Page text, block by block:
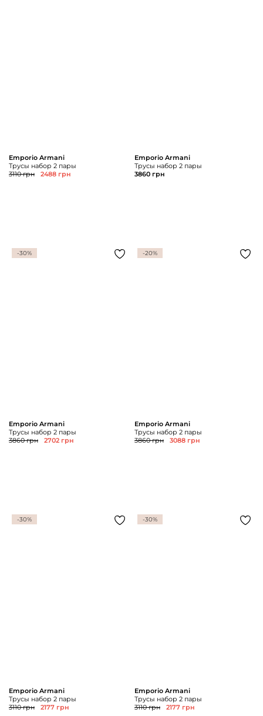
Emporio Armani
Трусы набор 2 пары
3110 грн
2488 грн
Emporio Armani
Трусы набор 2 пары
3860 грн
-30%
Emporio Armani
Трусы набор 2 пары
3860 грн
2702 грн
-20%
Emporio Armani
Трусы набор 2 пары
3860 грн
3088 грн
-30%
Emporio Armani
Трусы набор 2 пары
3110 грн
2177 грн
-30%
Emporio Armani
Трусы набор 2 пары
3110 грн
2177 грн